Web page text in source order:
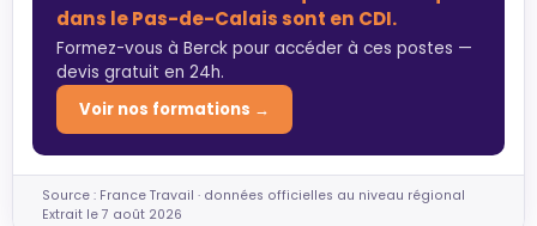
dans le Pas-de-Calais sont en CDI.
Formez-vous à Berck pour accéder à ces postes —
devis gratuit en 24h.
Voir nos formations →
Source : France Travail · données officielles au niveau régional
Extrait le 7 août 2026